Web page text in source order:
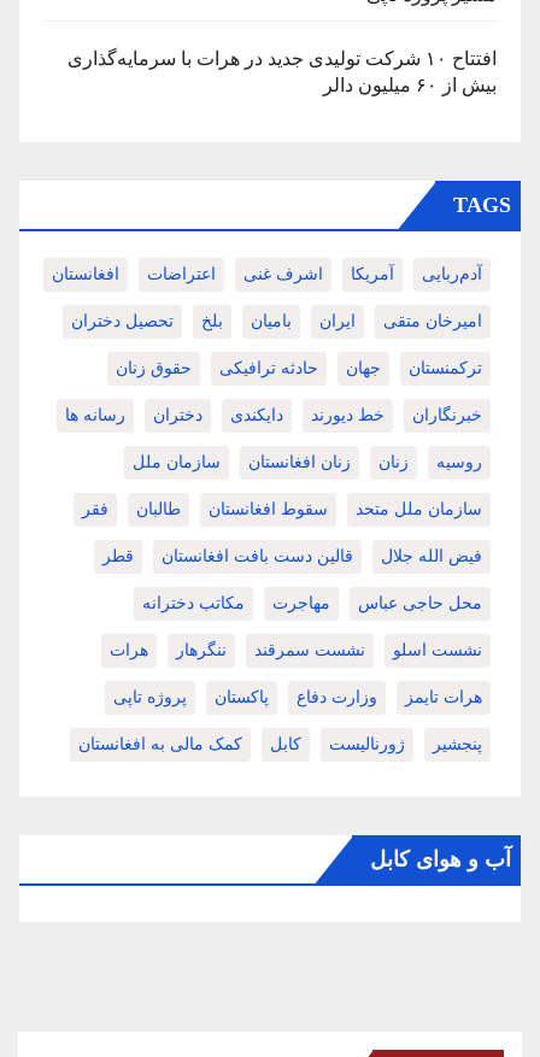
افتتاح ۱۰ شرکت تولیدی جدید در هرات با سرمایه‌گذاری
بیش از ۶۰ میلیون دالر
TAGS
آدم‌ربایی آمریکا اشرف غنی اعتراضات افغانستان
امیرخان متقی ایران بامیان بلخ تحصیل دختران
ترکمنستان جهان حادثه ترافیکی حقوق زنان
خبرنگاران خط دیورند دایکندی دختران رسانه ها
روسیه زنان زنان افغانستان سازمان ملل
سازمان ملل متحد سقوط افغانستان طالبان فقر
فیض الله جلال قالین دست بافت افغانستان قطر
محل حاجی عباس مهاجرت مکاتب دخترانه
نشست اسلو نشست سمرقند ننگرهار هرات
هرات تایمز وزارت دفاع پاکستان پروژه تاپی
پنجشیر ژورنالیست کابل کمک مالی به افغانستان
آب و هوای کابل